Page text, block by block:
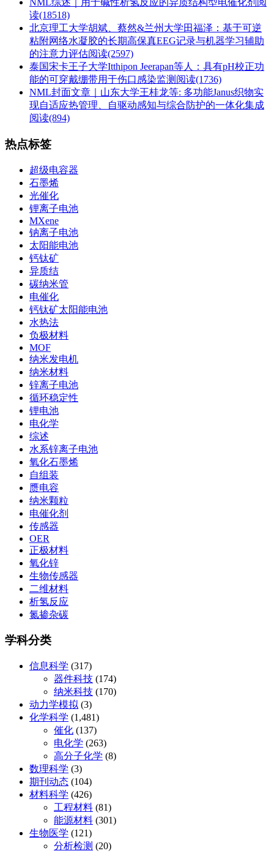
NML综述｜用于碱性析氢反应的异质结构型电催化剂 阅
读(18518)
北京理工大学胡斌、蔡然&兰州大学田福泽：基于可逆
粘附网络水凝胶的长期高保真EEG记录与机器学习辅助
的注意力评估阅读(2597)
泰国宋卡王子大学Itthipon Jeerapan等人：具有pH校正功
能的可穿戴绷带用于伤口感染监测 阅读(1736)
NML封面文章｜山东大学王桂龙等: 多功能Janus织物实
现自适应热管理、自驱动感知与综合防护的一体化集成
阅读(894)
热点标签
超级电容器
石墨烯
光催化
锂离子电池
MXene
钠离子电池
太阳能电池
钙钛矿
异质结
碳纳米管
电催化
钙钛矿太阳能电池
水热法
负极材料
MOF
纳米发电机
纳米材料
锌离子电池
循环稳定性
锂电池
电化学
综述
水系锌离子电池
氧化石墨烯
自组装
赝电容
纳米颗粒
电催化剂
传感器
OER
正极材料
氧化锌
生物传感器
二维材料
析氢反应
氮掺杂碳
学科分类
信息科学 (317)
器件科技 (174)
纳米科技 (170)
动力学模拟 (3)
化学科学 (1,481)
催化 (137)
电化学 (263)
高分子化学 (8)
数理科学 (3)
期刊动态 (104)
材料科学 (426)
工程材料 (81)
能源材料 (301)
生物医学 (121)
分析检测 (20)